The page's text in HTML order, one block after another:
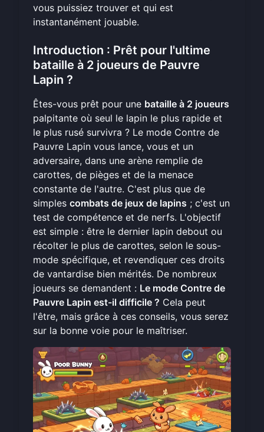
vous puissiez trouver et qui est
instantanément jouable.
Introduction : Prêt pour l'ultime
bataille à 2 joueurs de Pauvre
Lapin ?
Êtes-vous prêt pour une bataille à 2 joueurs
palpitante où seul le lapin le plus rapide et
le plus rusé survivra ? Le mode Contre de
Pauvre Lapin vous lance, vous et un
adversaire, dans une arène remplie de
carottes, de pièges et de la menace
constante de l'autre. C'est plus que de
simples combats de jeux de lapins ; c'est un
test de compétence et de nerfs. L'objectif
est simple : être le dernier lapin debout ou
récolter le plus de carottes, selon le sous-
mode spécifique, et revendiquer ces droits
de vantardise bien mérités. De nombreux
joueurs se demandent : Le mode Contre de
Pauvre Lapin est-il difficile ? Cela peut
l'être, mais grâce à ces conseils, vous serez
sur la bonne voie pour le maîtriser.